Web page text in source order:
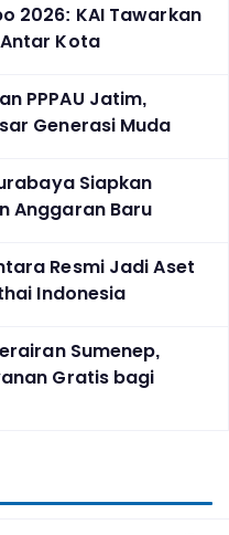
2026: KAI Tawarkan
Kota
PPPAU Jatim,
Generasi Muda
Siapkan
Anggaran Baru
Resmi Jadi Aset
Indonesia
Sumenep,
Gratis bagi